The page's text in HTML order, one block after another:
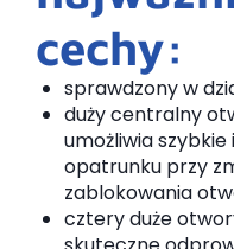
cechy:
sprawdzony w
duży centralny
umożliwia szybkie
opatrunku przy
zablokowania
cztery duże